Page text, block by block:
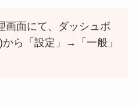
画面にて、ダッシュボ
ら「設定」→「一般」